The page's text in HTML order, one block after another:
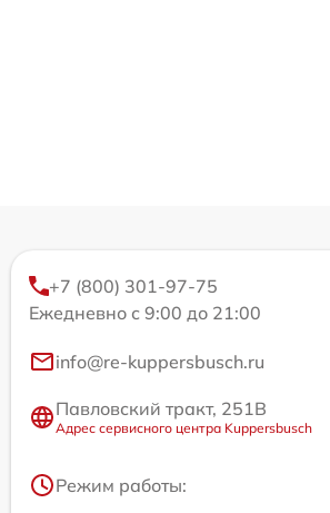
+7 (800) 301-97-75
Ежедневно с 9:00 до 21:00
info@re-kuppersbusch.ru
Павловский тракт, 251В
Адрес сервисного центра Kuppersbusch
Режим работы: